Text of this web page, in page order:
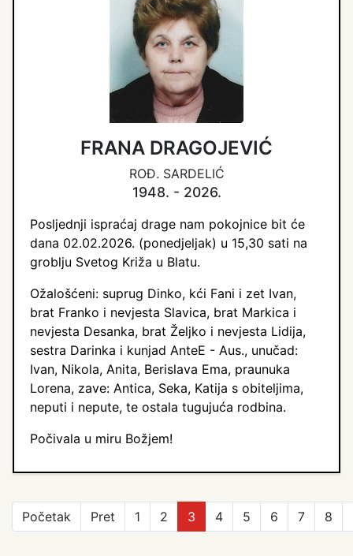
FRANA DRAGOJEVIĆ
ROĐ. SARDELIĆ
1948. - 2026.
Posljednji ispraćaj drage nam pokojnice bit će
dana 02.02.2026. (ponedjeljak) u 15,30 sati na
groblju Svetog Križa u Blatu.
Ožalošćeni: suprug Dinko, kći Fani i zet Ivan,
brat Franko i nevjesta Slavica, brat Markica i
nevjesta Desanka, brat Željko i nevjesta Lidija,
sestra Darinka i kunjad AnteE - Aus., unučad:
Ivan, Nikola, Anita, Berislava Ema, praunuka
Lorena, zave: Antica, Seka, Katija s obiteljima,
neputi i nepute, te ostala tugujuća rodbina.
Počivala u miru Božjem!
Početak Pret 1 2 3 4 5 6 7 8